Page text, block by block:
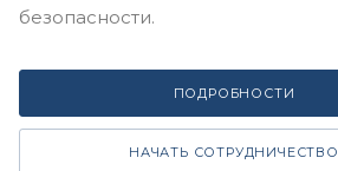
безопасности.
ПОДРОБНОСТИ
НАЧАТЬ СОТРУДНИЧЕСТВО